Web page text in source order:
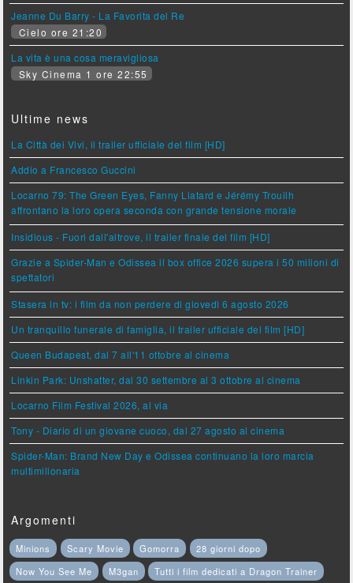
Jeanne Du Barry - La Favorita del Re
Cielo ore 21:20
La vita è una cosa meravigliosa
Sky Cinema 1 ore 22:55
Ultime news
La Città dei Vivi, il trailer ufficiale del film [HD]
Addio a Francesco Guccini
Locarno 79: The Green Eyes, Fanny Liatard e Jérémy Trouilh
affrontano la loro opera seconda con grande tensione morale
Insidious - Fuori dall'altrove, il trailer finale del film [HD]
Grazie a Spider-Man e Odissea il box office 2026 supera i 50 milioni di
spettatori
Stasera in tv: i film da non perdere di giovedì 6 agosto 2026
Un tranquillo funerale di famiglia, il trailer ufficiale del film [HD]
Queen Budapest, dal 7 all'11 ottobre al cinema
Linkin Park: Unshatter, dal 30 settembre al 3 ottobre al cinema
Locarno Film Festival 2026, al via
Tony - Diario di un giovane cuoco, dal 27 agosto al cinema
Spider-Man: Brand New Day e Odissea continuano la loro marcia
multimilionaria
Argomenti
Minions Scary Movie Gomorra
28 giorni dopo
Now You See Me
M3gan
Tutti i film dedicati a Dragon Trainer